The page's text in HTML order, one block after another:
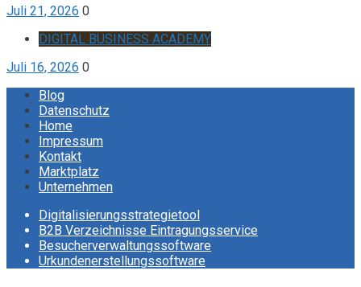
Juli 21, 2026 0
DIGITAL BUSINESS ACADEMY
Juli 16, 2026 0
Blog
Datenschutz
Home
Impressum
Kontakt
Marktplatz
Unternehmen
Digitalisierungsstrategietool
B2B Verzeichnisse Eintragungsservice
Besucherverwaltungssoftware
Urkundenerstellungssoftware